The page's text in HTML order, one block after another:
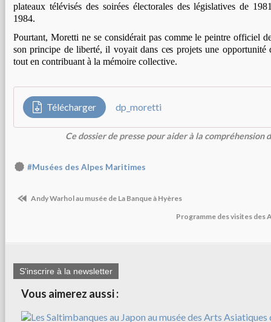
plateaux télévisés des soirées électorales des législatives de
1984.
Pourtant, Moretti ne se considérait pas comme le peintre officiel
son principe de liberté, il voyait dans ces projets une opportunité
tout en contribuant à la mémoire collective.
Télécharger dp_moretti
Ce dossier de presse pour aider à la compréhension
#Musées des Alpes Maritimes
Andy Warhol au musée de La Banque à Hyères
Programme des visites des
S'inscrire à la newsletter
Vous aimerez aussi :